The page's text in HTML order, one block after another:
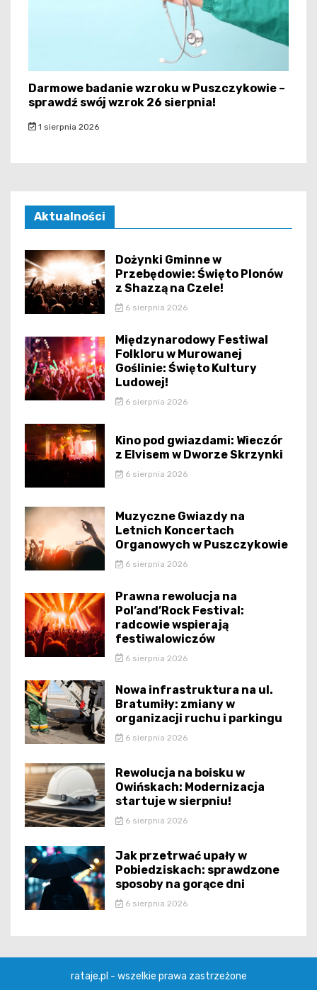
Darmowe badanie wzroku w Puszczykowie –
sprawdź swój wzrok 26 sierpnia!
1 sierpnia 2026
Aktualności
Dożynki Gminne w
Przebędowie: Święto Plonów
z Shazzą na Czele!
6 sierpnia 2026
Międzynarodowy Festiwal
Folkloru w Murowanej
Goślinie: Święto Kultury
Ludowej!
6 sierpnia 2026
Kino pod gwiazdami: Wieczór
z Elvisem w Dworze Skrzynki
6 sierpnia 2026
Muzyczne Gwiazdy na
Letnich Koncertach
Organowych w Puszczykowie
6 sierpnia 2026
Prawna rewolucja na
Pol’and’Rock Festival:
radcowie wspierają
festiwalowiczów
6 sierpnia 2026
Nowa infrastruktura na ul.
Bratumiły: zmiany w
organizacji ruchu i parkingu
6 sierpnia 2026
Rewolucja na boisku w
Owińskach: Modernizacja
startuje w sierpniu!
6 sierpnia 2026
Jak przetrwać upały w
Pobiedziskach: sprawdzone
sposoby na gorące dni
6 sierpnia 2026
rataje.pl - wszelkie prawa zastrzeżone